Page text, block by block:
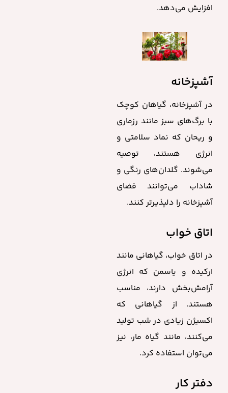
افزایش می‌دهد.
آشپزخانه
در آشپزخانه، گیاهان کوچک
با برگ‌های سبز مانند رزماری
و ریحان که نماد سلامتی و
انرژی هستند، توصیه
می‌شوند. گلدان‌های رنگی و
شاداب می‌توانند فضای
آشپزخانه را دلپذیرتر کنند.
اتاق خواب
در اتاق خواب، گیاهانی مانند
ارکیده و یاسمن که انرژی
آرامش‌بخش دارند، مناسب
هستند. از گیاهانی که
اکسیژن زیادی در شب تولید
می‌کنند، مانند گیاه مار، نیز
می‌توان استفاده کرد.
دفتر کار